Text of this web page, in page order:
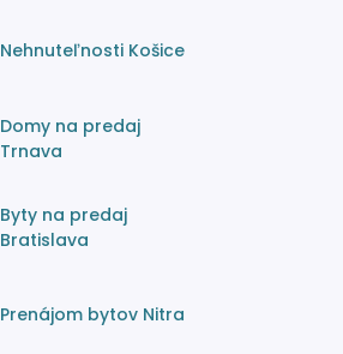
Nehnuteľnosti Košice
Domy na predaj
Trnava
Byty na predaj
Bratislava
Prenájom bytov Nitra